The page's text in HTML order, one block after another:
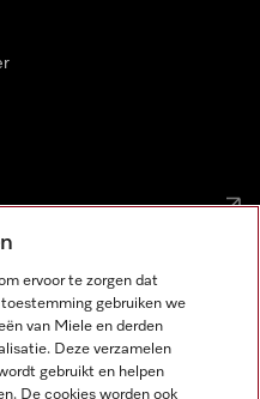
ervoor te zorgen dat
gebruiken we
van Miele en derden
Deze verzamelen
gebruikt en helpen
De cookies worden ook